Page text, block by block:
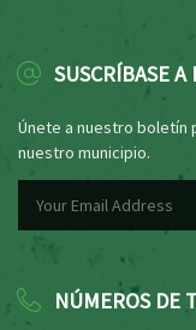
SUSCRÍBASE
Únete a nuestro boletín
nuestro municipio.
NÚMEROS DE